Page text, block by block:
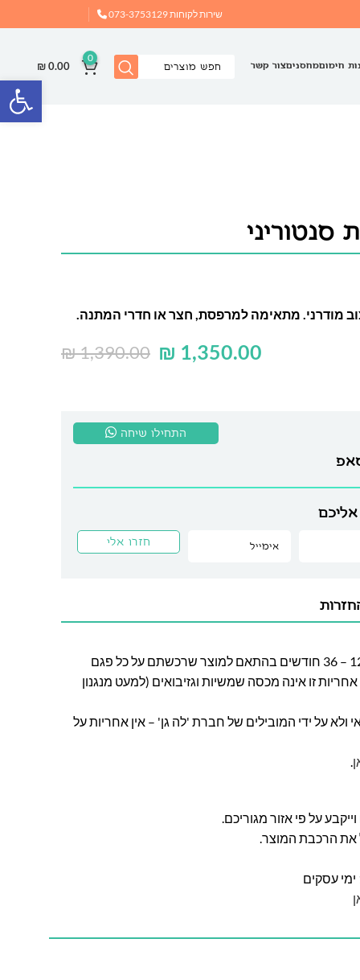
שירות לקוחות073-3753129
חימוםמחסניםצור קשר
0
₪0.00
סנטוריני
מודרני. מתאימה למרפסת, חצר או חדרי המתנה.
₪1,390.00 ₪ 1,350.00
התחילו שיחה
אליכם
חברת לה גן מעניקה אחריות בין 12 – 36 חודשים בהתאם למוצר שרכשתם על כל פגם
זו אינה מכסה שמשיות וגזיבואים (למעט מנגנון
ולא על ידי המובילים של חברת 'לה גן' – אין אחריות על
.
את הרכבת המוצר.